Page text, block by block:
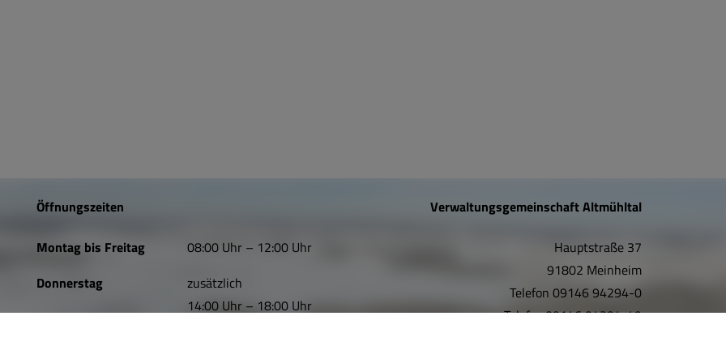
Öffnungszeiten
Montag bis Freitag
08:00 Uhr – 12:00 Uhr
Donnerstag
zusätzlich
14:00 Uhr – 18:00 Uhr
Verwaltungsgemeinschaft Altmühltal
Hauptstraße 37
91802 Meinheim
Telefon 09146 94294-0
Telefax09146 94294-49